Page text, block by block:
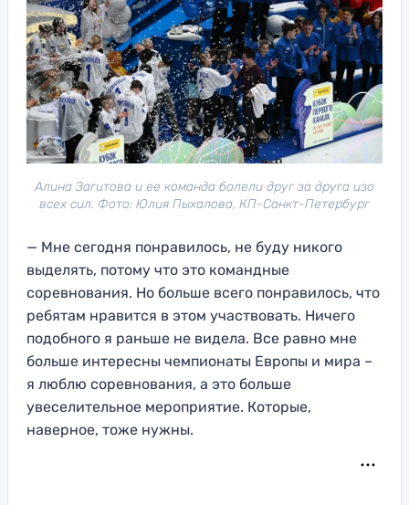
Алина Загитова и ее команда болели друг за друга изо
всех сил. Фото: Юлия Пыхалова, КП-Санкт-Петербург
— Мне сегодня понравилось, не буду никого
выделять, потому что это командные
соревнования. Но больше всего понравилось, что
ребятам нравится в этом участвовать. Ничего
подобного я раньше не видела. Все равно мне
больше интересны чемпионаты Европы и мира –
я люблю соревнования, а это больше
увеселительное мероприятие. Которые,
наверное, тоже нужны.